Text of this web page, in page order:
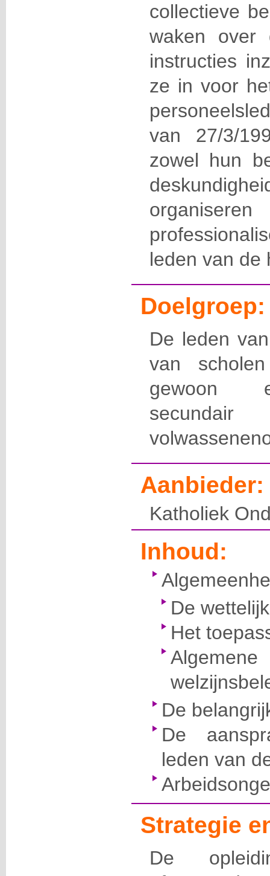
collectieve
waken over
instructies
ze in voor
van 27/3/
zowel hun
leden van de
Doelgroep:
De leden
van
gewoon
Aanbieder:
Katholiek
Inhoud:
De
Het
De
De
leden van
Strategie
De